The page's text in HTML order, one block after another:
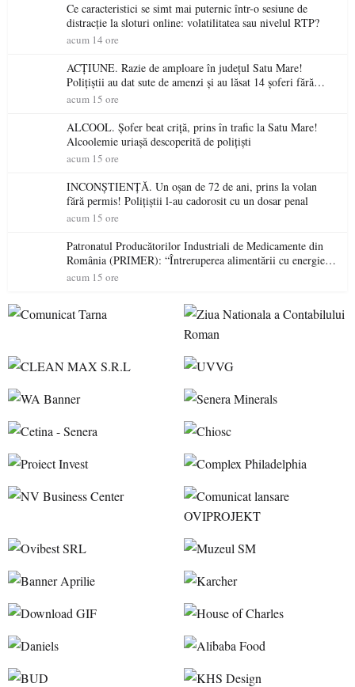
Ce caracteristici se simt mai puternic într-o sesiune de
distracție la sloturi online: volatilitatea sau nivelul RTP?
acum 14 ore
ACȚIUNE. Razie de amploare în județul Satu Mare!
Polițiștii au dat sute de amenzi și au lăsat 14 șoferi fără
permis într-o singură zi
acum 15 ore
ALCOOL. Șofer beat criță, prins în trafic la Satu Mare!
Alcoolemie uriașă descoperită de polițiști
acum 15 ore
INCONȘTIENȚĂ. Un oșan de 72 de ani, prins la volan
fără permis! Polițiștii l-au cadorosit cu un dosar penal
acum 15 ore
Patronatul Producătorilor Industriali de Medicamente din
România (PRIMER): “Întreruperea alimentării cu energie
electrică a fabricilor de medicamente va pune în pericol
acum 15 ore